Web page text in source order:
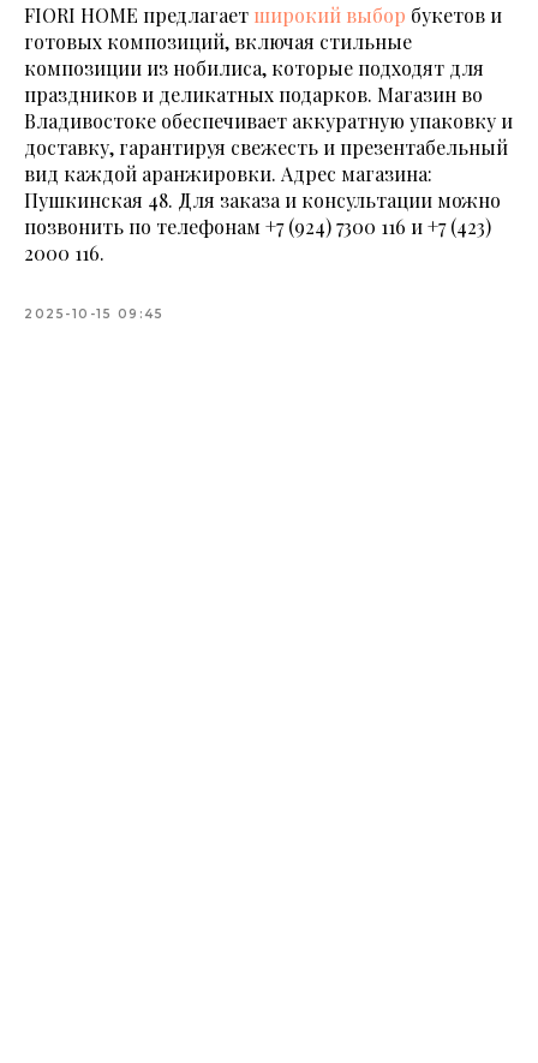
FIORI HOME предлагает широкий выбор букетов и
готовых композиций, включая стильные
композиции из нобилиса, которые подходят для
праздников и деликатных подарков. Магазин во
Владивостоке обеспечивает аккуратную упаковку и
доставку, гарантируя свежесть и презентабельный
вид каждой аранжировки. Адрес магазина:
Пушкинская 48. Для заказа и консультации можно
позвонить по телефонам+7 (924) 7300 116 и+7 (423)
2000 116.
2025-10-15 09:45